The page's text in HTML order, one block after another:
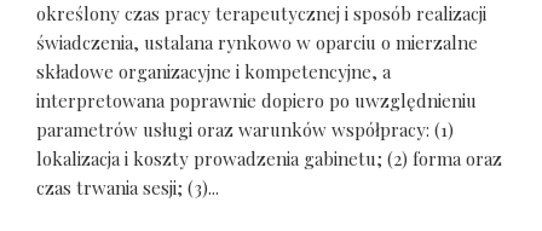
określony czas pracy terapeutycznej i sposób realizacji
świadczenia, ustalana rynkowo w oparciu o mierzalne
składowe organizacyjne i kompetencyjne, a
interpretowana poprawnie dopiero po uwzględnieniu
parametrów usługi oraz warunków współpracy: (1)
lokalizacja i koszty prowadzenia gabinetu; (2) forma oraz
czas trwania sesji; (3)...